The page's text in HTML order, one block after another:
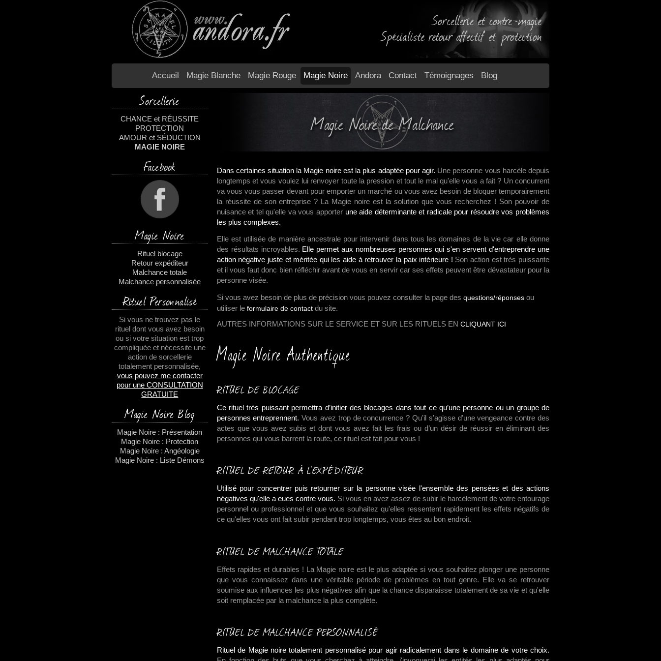
Sorcellerie et contre-magie
Spécialiste retour affectif et protection
Accueil Magie Blanche Magie Rouge Magie Noire Andora Contact Témoignages Blog
Magie Noire de Malchance
Dans certaines situation la Magie noire est la plus adaptée pour agir. Une personne vous harcèle depuis
longtemps et vous voulez lui renvoyer toute la pression et tout le mal qu'elle vous a fait ? Un concurrent
va vous vous passer devant pour emporter un marché ou vous avez besoin de bloquer temporairement
la réussite de son entreprise ? La Magie noire est la solution que vous recherchez ! Son pouvoir de
nuisance et tel qu'elle va vous apporter une aide déterminante et radicale pour résoudre vos problèmes
les plus complexes.
Elle est utilisée de manière ancestrale pour intervenir dans tous les domaines de la vie car elle donne
des résultats incroyables. Elle permet aux nombreuses personnes qui s'en servent d'entreprendre une
action négative juste et méritée qui les aide à retrouver la paix intérieure ! Son action est très puissante
et il vous faut donc bien réfléchir avant de vous en servir car ses effets peuvent être dévastateur pour la
personne visée.
Si vous avez besoin de plus de précision vous pouvez consulter la page des questions/réponsesou
utiliser le formulaire de contactdu site.
AUTRES INFORMATIONS SUR LE SERVICE ET SUR LES RITUELS EN CLIQUANT ICI
Magie Noire Authentique
RITUEL DE BLOCAGE
Ce rituel très puissant permettra d’initier des blocages dans tout ce qu’une personne ou un groupe de
personnes entreprennent. Vous avez trop de concurrence ? Qu’il s’agisse d’une vengeance contre des
actes que vous avez subis et dont vous avez fait les frais ou d’un désir de réussir en éliminant des
personnes qui vous barrent la route, ce rituel est fait pour vous !
RITUEL DE RETOUR À L'EXPÉDITEUR
Utilisé pour concentrer puis retourner sur la personne visée l'ensemble des pensées et des actions
négatives qu'elle a eues contre vous. Si vous en avez assez de subir le harcèlement de votre entourage
personnel ou professionnel et que vous souhaitez qu'elles ressentent rapidement les effets négatifs de
ce qu'elles vous ont fait subir pendant trop longtemps, vous êtes au bon endroit.
RITUEL DE MALCHANCE TOTALE
Effets rapides et durables ! La Magie noire est le plus adaptée si vous souhaitez plonger une personne
que vous connaissez dans une véritable période de problèmes en tout genre. Elle va se retrouver
soumise aux influences les plus négatives afin que la chance disparaisse totalement de sa vie et qu'elle
soit remplacée par la malchance la plus complète.
RITUEL DE MALCHANCE PERSONNALISÉ
Rituel de Magie noire totalement personnalisé pour agir radicalement dans le domaine de votre choix.
Sorcellerie
CHANCE et RÉUSSITE
PROTECTION
AMOUR et SÉDUCTION
MAGIE NOIRE
Facebook
Magie Noire
Rituel blocage
Retour expéditeur
Malchance totale
Malchance personnalisée
Rituel Personnalisé
Si vous ne trouvez pas le
rituel dont vous avez besoin
ou si votre situation est trop
compliquée et nécessite une
action de sorcellerie
totalement personnalisée,
vous pouvez me contacter
pour une CONSULTATION
GRATUITE
Magie Noire Blog
Magie Noire : Présentation
Magie Noire : Protection
Magie Noire : Angéologie
Magie Noire : Liste Démons